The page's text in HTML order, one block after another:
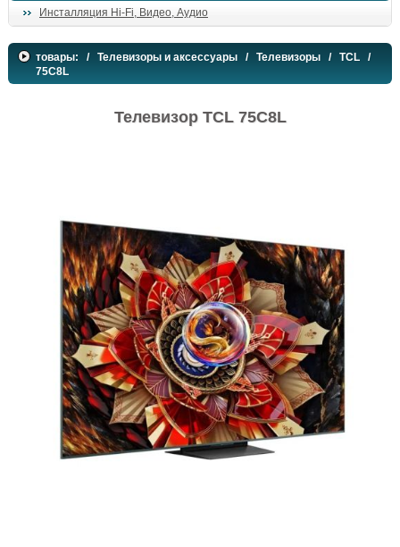
Инсталляция Hi-Fi, Видео, Аудио
товары: / Телевизоры и аксессуары / Телевизоры / TCL /
75C8L
Телевизор TCL 75C8L